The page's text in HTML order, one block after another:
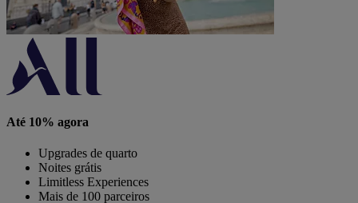
Até 10% agora
Upgrades de quarto
Noites grátis
Limitless Experiences
Mais de 100 parceiros